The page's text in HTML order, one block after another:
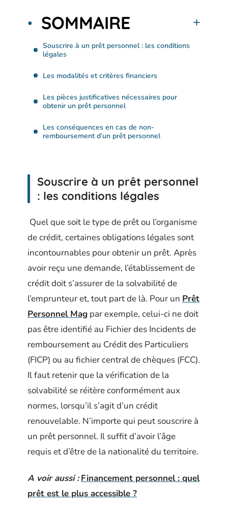
SOMMAIRE
Souscrire à un prêt personnel : les conditions
légales
Les modalités et critères financiers
Les pièces justificatives nécessaires pour
obtenir un prêt personnel
Les conséquences en cas de non-
remboursement d’un prêt personnel
Souscrire à un prêt personnel
: les conditions légales
Quel que soit le type de prêt ou l’organisme
de crédit, certaines obligations légales sont
incontournables pour obtenir un prêt. Après
avoir reçu une demande, l’établissement de
crédit doit s’assurer de la solvabilité de
l’emprunteur et, tout part de là. Pour un Prêt
Personnel Mag par exemple, celui-ci ne doit
pas être identifié au Fichier des Incidents de
remboursement au Crédit des Particuliers
(FICP) ou au fichier central de chèques (FCC).
Il faut retenir que la vérification de la
solvabilité se réitère conformément aux
normes, lorsqu’il s’agit d’un crédit
renouvelable. N’importe qui peut souscrire à
un prêt personnel. Il suffit d’avoir l’âge
requis et d’être de la nationalité du territoire.
A voir aussi : Financement personnel : quel
prêt est le plus accessible ?